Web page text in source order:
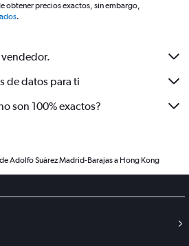
obtener precios exactos, sin embargo,
.
de datos para ti
son 100% exactos?
Adolfo Suárez Madrid-Barajas a Hong Kong